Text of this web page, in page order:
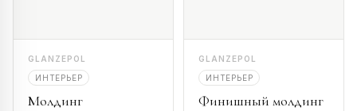
GLANZEPOL
ИНТЕРЬЕР
Молдинг
GLANZEPOL
ИНТЕРЬЕР
Финишный молдинг